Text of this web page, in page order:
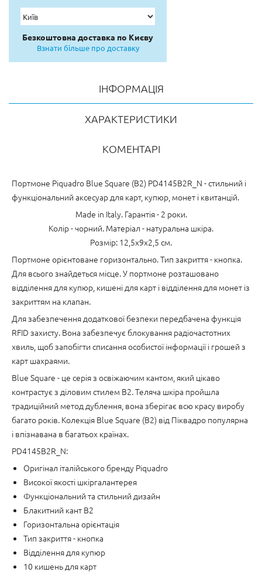
Безкоштовна доставка по Києву
Взнати більше про доставку
ІНФОРМАЦІЯ
ХАРАКТЕРИСТИКИ
КОМЕНТАРІ
Портмоне Piquadro Blue Square (B2) PD4145B2R_N - стильний і
функціональний аксесуар для карт, купюр, монет і квитанцій.
Made in Italy. Гарантія - 2 роки.
Колір - чорний. Матеріал - натуральна шкіра.
Розмір: 12,5x9x2,5 см.
Портмоне орієнтоване горизонтально. Тип закриття - кнопка.
Для всього знайдеться місце. У портмоне розташовано
відділення для купюр, кишені для карт і відділення для монет із
закриттям на клапан.
Для забезпечення додаткової безпеки передбачена функція
RFID захисту. Вона забезпечує блокування радіочастотних
хвиль, щоб запобігти списання особистої інформації і грошей з
карт шахраями.
Blue Square - це серія з освіжаючим кантом, який цікаво
контрастує з діловим стилем B2. Теляча шкіра пройшла
традиційний метод дублення, вона зберігає всю красу виробу
багато років. Колекція Blue Square (B2) від Піквадро популярна
і впізнавана в багатьох країнах.
PD4145B2R_N:
Оригінал італійського бренду Piquadro
Високої якості шкіргалантерея
Функціональний та стильний дизайн
Блакитний кант B2
Горизонтальна орієнтація
Тип закриття - кнопка
Відділення для купюр
10 кишень для карт